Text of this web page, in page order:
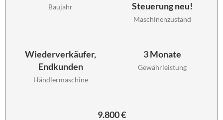
Baujahr
Steuerung neu!
Maschinenzustand
Wiederverkäufer,
Endkunden
Händlermaschine
3 Monate
Gewährleistung
9.800 €